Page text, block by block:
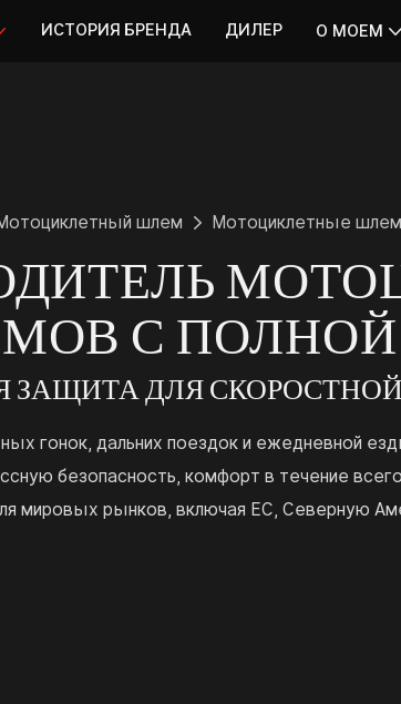
ИСТОРИЯ БРЕНДА ДИЛЕР О МОЕМ
шлем Мотоциклетные
С
ДЛЯ
гонок, дальних поездок и ежедневной
безопасность, комфорт в течение
мировых рынков, включая ЕС, Северную